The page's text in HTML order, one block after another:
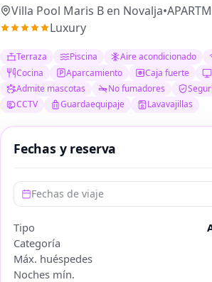
Villa Pool Maris B en Novalja•
Luxury
Terraza Piscina Aire acondicionado
Cocina
Aparcamiento Caja fuerte
Admite mascotas
No fumadores
CCTV
Guardaequipaje Lavavajillas
Fechas y reserva
Fechas de viaje
Tipo
Categoría
Máx. huéspedes
Noches mín.